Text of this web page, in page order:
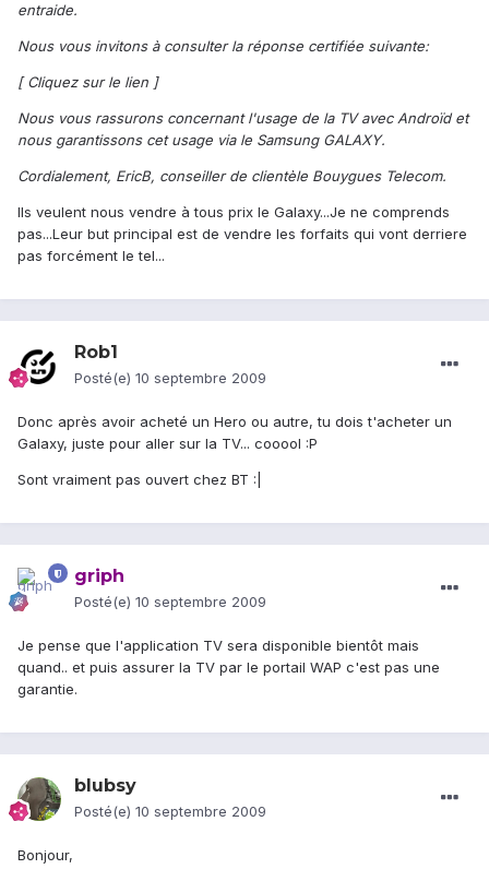
entraide.
Nous vous invitons à consulter la réponse certifiée suivante:
[ Cliquez sur le lien ]
Nous vous rassurons concernant l'usage de la TV avec Androïd et
nous garantissons cet usage via le Samsung GALAXY.
Cordialement, EricB, conseiller de clientèle Bouygues Telecom.
Ils veulent nous vendre à tous prix le Galaxy...Je ne comprends
pas...Leur but principal est de vendre les forfaits qui vont derriere
pas forcément le tel...
Rob1
Posté(e) 10 septembre 2009
Donc après avoir acheté un Hero ou autre, tu dois t'acheter un
Galaxy, juste pour aller sur la TV... cooool :P
Sont vraiment pas ouvert chez BT :|
griph
Posté(e) 10 septembre 2009
Je pense que l'application TV sera disponible bientôt mais
quand.. et puis assurer la TV par le portail WAP c'est pas une
garantie.
blubsy
Posté(e) 10 septembre 2009
Bonjour,